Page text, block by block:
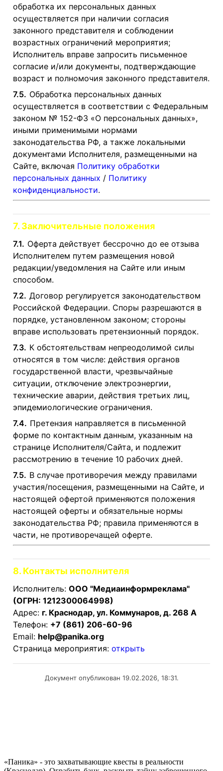
обработка их персональных данных
осуществляется при наличии согласия
законного представителя и соблюдении
возрастных ограничений мероприятия;
Исполнитель вправе запросить письменное
согласие и/или документы, подтверждающие
возраст и полномочия законного представителя.
7.5. Обработка персональных данных
осуществляется в соответствии с Федеральным
законом № 152-ФЗ «О персональных данных»,
иными применимыми нормами
законодательства РФ, а также локальными
документами Исполнителя, размещенными на
Сайте, включая Политику обработки
персональных данных / Политику
конфиденциальности.
7. Заключительные положения
7.1. Оферта действует бессрочно до ее отзыва
Исполнителем путем размещения новой
редакции/уведомления на Сайте или иным
способом.
7.2. Договор регулируется законодательством
Российской Федерации. Споры разрешаются в
порядке, установленном законом; стороны
вправе использовать претензионный порядок.
7.3. К обстоятельствам непреодолимой силы
относятся в том числе: действия органов
государственной власти, чрезвычайные
ситуации, отключение электроэнергии,
технические аварии, действия третьих лиц,
эпидемиологические ограничения.
7.4. Претензия направляется в письменной
форме по контактным данным, указанным на
странице Исполнителя/Сайта, и подлежит
рассмотрению в течение 10 рабочих дней.
7.5. В случае противоречия между правилами
участия/посещения, размещенными на Сайте, и
настоящей офертой применяются положения
настоящей оферты и обязательные нормы
законодательства РФ; правила применяются в
части, не противоречащей оферте.
8. Контакты исполнителя
Исполнитель: ООО "Медиаинформреклама"
(ОГРН: 1212300064998)
Адрес: г. Краснодар, ул. Коммунаров, д. 268 А
Телефон: +7 (861) 206-60-96
Email: help@panika.org
Страница мероприятия: открыть
Документ опубликован 19.02.2026, 18:31.
«Паника» - это захватывающие квесты в реальности